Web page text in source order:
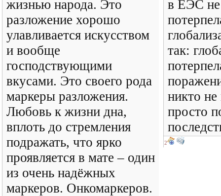
жизнью народа. Это
разложение хорошо
улавливается искусством
и вообще
господствующими
вкусами. Это своего рода
маркеры разложения.
Любовь к жизни дна,
вплоть до стремления
подражать, что ярко
проявляется в мате – один
из очень надёжных
маркеров. Онкомаркеров.
в ЕЭС не
так:
никто
просто
2